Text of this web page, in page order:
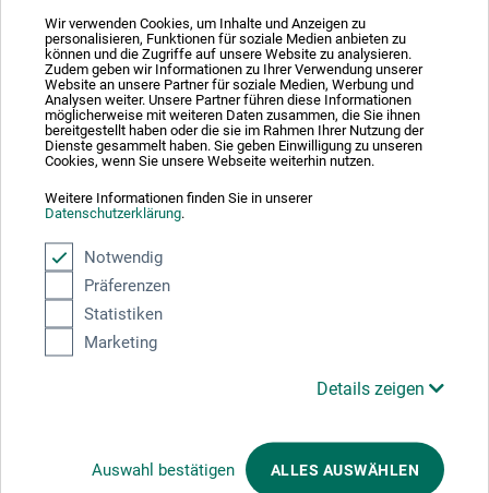
Wir verwenden Cookies, um Inhalte und Anzeigen zu
personalisieren, Funktionen für soziale Medien anbieten zu
können und die Zugriffe auf unsere Website zu analysieren.
Zudem geben wir Informationen zu Ihrer Verwendung unserer
Website an unsere Partner für soziale Medien, Werbung und
Analysen weiter. Unsere Partner führen diese Informationen
möglicherweise mit weiteren Daten zusammen, die Sie ihnen
bereitgestellt haben oder die sie im Rahmen Ihrer Nutzung der
Dienste gesammelt haben. Sie geben Einwilligung zu unseren
Cookies, wenn Sie unsere Webseite weiterhin nutzen.
Weitere Informationen finden Sie in unserer
Datenschutzerklärung.
Notwendig
Präferenzen
Statistiken
Marketing
Details zeigen
Auswahl bestätigen ALLES AUSWÄHLEN
Absolut sikker
Betalingsmetoder
Produktkategorier